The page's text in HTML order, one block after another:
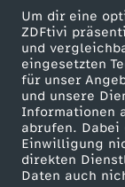
Um dir eine
ZDFtivi
und
eingesetzten
für unser
und unsere
Informationen
abrufen. Dabei
Einwilligung
direkten
Daten auch
Mehr ZDF
ZDF-Apps
Smart TV
ZDFtext